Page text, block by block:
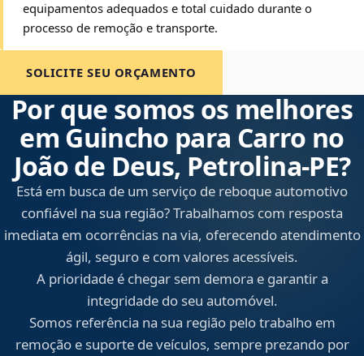
equipamentos adequados e total cuidado durante o
processo de remoção e transporte.
SOLICITE SEU ORÇAMENTO
Por que somos os melhores
em Guincho para Carro no
João de Deus, Petrolina‑PE?
Está em busca de um serviço de reboque automotivo
confiável na sua região? Trabalhamos com resposta
imediata em ocorrências na via, oferecendo atendimento
ágil, seguro e com valores acessíveis.
A prioridade é chegar sem demora e garantir a
integridade do seu automóvel.
Somos referência na sua região pelo trabalho em
remoção e suporte de veículos, sempre prezando por